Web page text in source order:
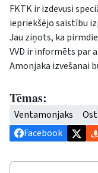
FKTK ir izdevusi
iepriekšējo saistību
Jau ziņots, ka
VVD ir informēts par
Amonjaka izvešanai
Tēmas:
Ventamonjaks
Facebook